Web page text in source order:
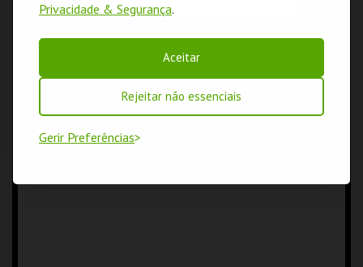
Privacidade & Segurança.
Aceitar
Rejeitar não essenciais
Gerir Preferências
W: 09º08'46"